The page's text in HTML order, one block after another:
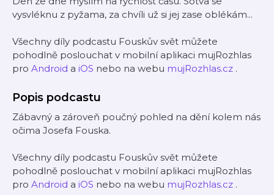
vysvléknu z pyžama, za chvíli už si jej zase oblékám...
Všechny díly podcastu Fouskův svět můžete
pohodlně poslouchat v mobilní aplikaci mujRozhlas
pro Android a iOS nebo na webu mujRozhlas.cz .
Popis podcastu
Zábavný a zároveň poučný pohled na dění kolem nás
očima Josefa Fouska.
Všechny díly podcastu Fouskův svět můžete
pohodlně poslouchat v mobilní aplikaci mujRozhlas
pro Android a iOS nebo na webu mujRozhlas.cz .